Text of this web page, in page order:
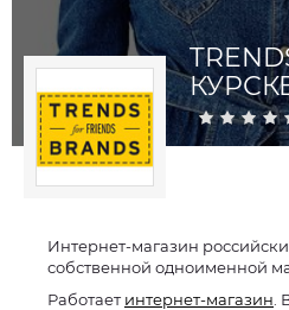
Интернет-магазин
собственной одноименной
Работаетинтернет-магазин